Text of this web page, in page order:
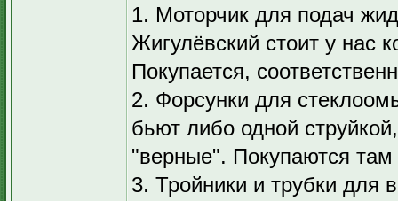
1. Моторчик для подач
Жигулёвский стоит у нас
Покупается,
2. Форсунки для
бьют либо одной
"верные". Покупаются
3. Тройники и трубки для